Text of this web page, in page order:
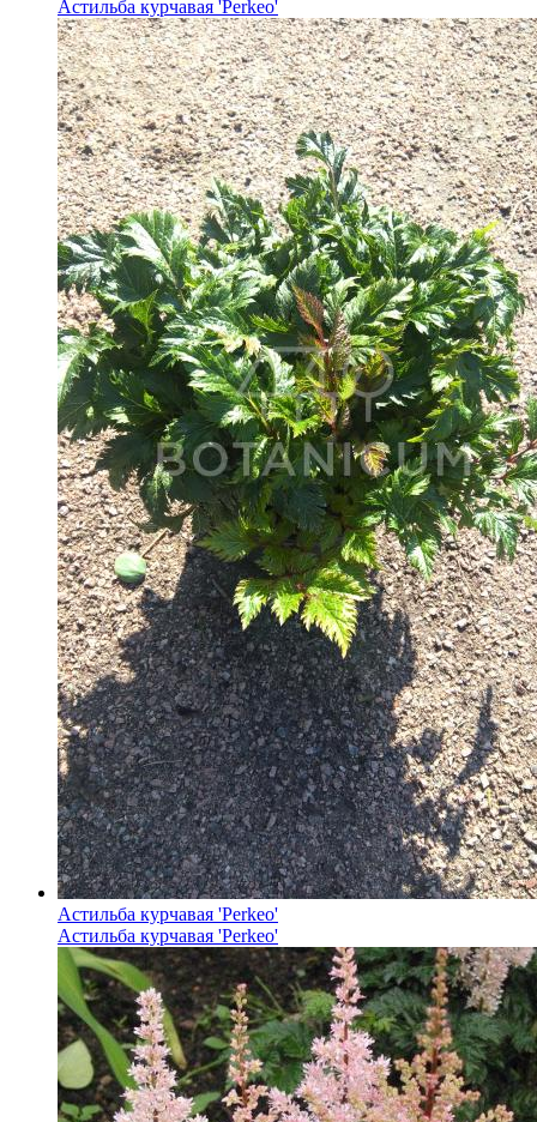
Астильба курчавая 'Perkeo'
Астильба курчавая 'Perkeo'
Астильба курчавая 'Perkeo'